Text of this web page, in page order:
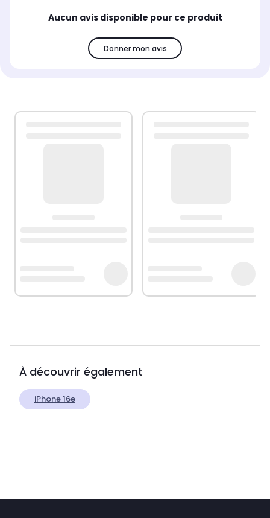
Aucun avis disponible pour ce produit
Donner mon avis
À découvrir également
iPhone 16e